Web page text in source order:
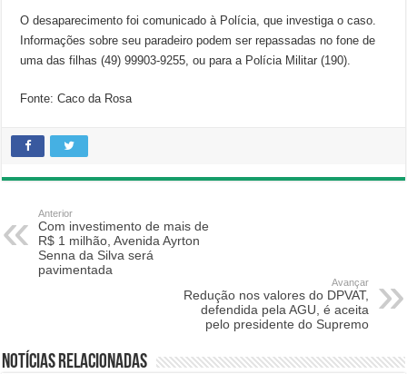
O desaparecimento foi comunicado à Polícia, que investiga o caso.
Informações sobre seu paradeiro podem ser repassadas no fone de
uma das filhas (49) 99903-9255, ou para a Polícia Militar (190).
Fonte: Caco da Rosa
Anterior
Com investimento de mais de
R$ 1 milhão, Avenida Ayrton
Senna da Silva será
pavimentada
Avançar
Redução nos valores do DPVAT,
defendida pela AGU, é aceita
pelo presidente do Supremo
Notícias relacionadas